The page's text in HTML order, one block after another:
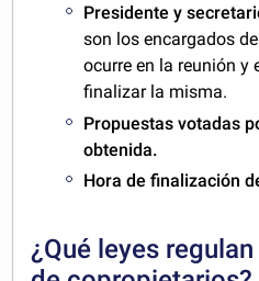
Presidente y
son los encargados
ocurre en la reunión y
finalizar la misma.
Propuestas votadas
obtenida.
Hora de finalización
¿Qué leyes